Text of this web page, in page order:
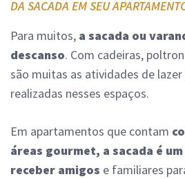
DA SACADA EM SEU
Para muitos, a sacada ou
descanso. Com cadeiras,
são muitas as atividades de
realizadas nesses espaços.
Em apartamentos que contam
áreas gourmet, a sacada é
receber amigos e familiares